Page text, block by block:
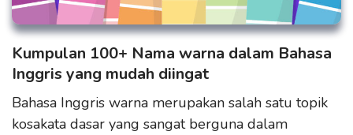
Kumpulan 100+ Nama warna dalam Bahasa
Inggris yang mudah diingat
Bahasa Inggris warna merupakan salah satu topik
kosakata dasar yang sangat berguna dalam